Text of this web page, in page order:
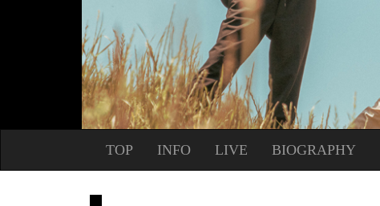
TOP INFO LIVE BIOGRAPHY